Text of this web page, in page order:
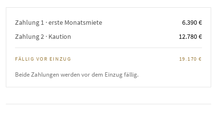
Zahlung 1 · erste Monatsmiete
6.390 €
Zahlung 2 · Kaution
12.780 €
FÄLLIG VOR EINZUG 19.170 €
Beide Zahlungen werden vor dem Einzug fällig.